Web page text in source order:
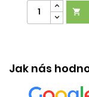

Jak nás